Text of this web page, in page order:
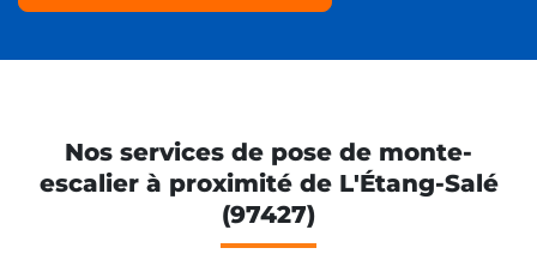
Nos services de pose de monte-
escalier à proximité de L'Étang-Salé
(97427)